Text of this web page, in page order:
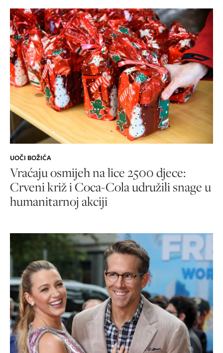
UOČI BOŽIĆA
Vraćaju osmijeh na lice 2500 djece:
Crveni križ i Coca-Cola udružili snage u
humanitarnoj akciji